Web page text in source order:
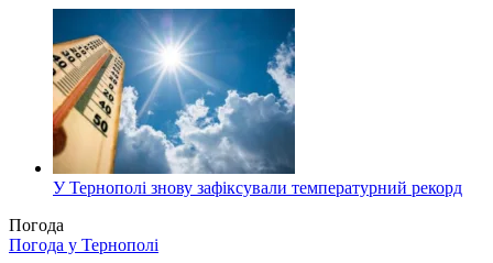
У Тернополі знову зафіксували температурний рекорд
Погода
Погода у Тернополі